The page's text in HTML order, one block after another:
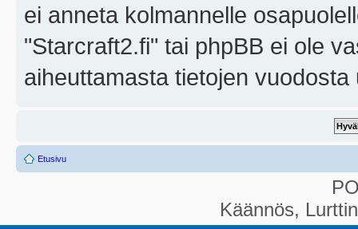
ei anneta kolmannelle
"Starcraft2.fi" tai phpBB ei ole
aiheuttamasta tietojen
Etusivu
Käännös,